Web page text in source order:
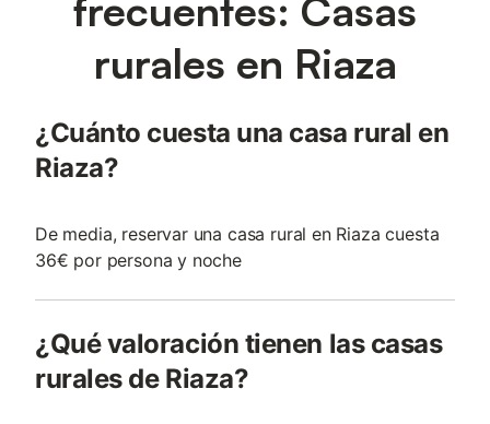
frecuentes: Casas
rurales en Riaza
¿Cuánto cuesta una casa rural en
Riaza?
De media, reservar una casa rural en Riaza cuesta
36€ por persona y noche
¿Qué valoración tienen las casas
rurales de Riaza?